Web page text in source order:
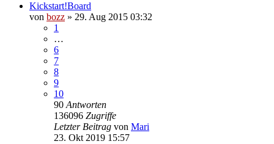
Kickstart!Board
von bozz » 29. Aug 2015 03:32
1
…
6
7
8
9
10
90 Antworten
136096 Zugriffe
Letzter Beitrag von Mari
23. Okt 2019 15:57